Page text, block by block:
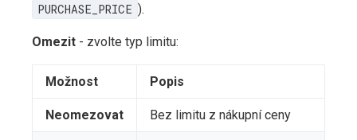
PURCHASE_PRICE ).
Omezit - zvolte typ limitu:
Možnost Popis
Neomezovat Bez limitu z nákupní ceny